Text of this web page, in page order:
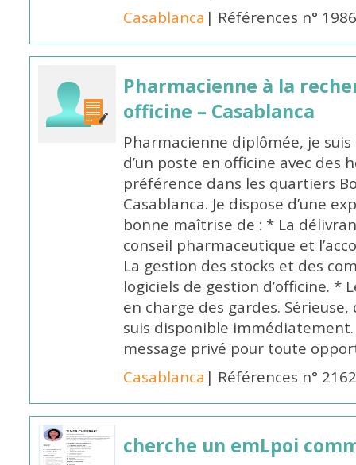
Casablanca | Références n°
Pharmacienne à la
officine – Casablanca
Pharmacienne diplômée, je
d’un poste en officine avec des
préférence dans les quartiers
Casablanca. Je dispose d’une
bonne maîtrise de : * La
conseil pharmaceutique et
La gestion des stocks et des
logiciels de gestion d’officine. *
en charge des gardes.
suis disponible
message privé pour toute
Casablanca | Références n°
cherche un emLpoi